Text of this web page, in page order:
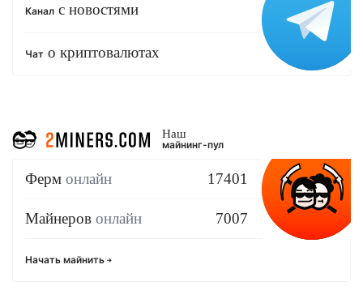
Канал с новостями
Чат о криптовалютах
Наш
майнинг-пул
Ферм онлайн 17401
Майнеров онлайн 7007
Начать майнить